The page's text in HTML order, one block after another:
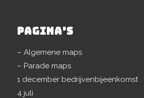
PAGINA’S
– Algemene maps
– Parade maps
1 december bedrijvenbijeenkomst
4 juli